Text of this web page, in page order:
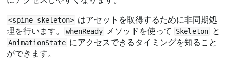
<spine-skeleton> はアセットを取得するために非同期処
理を行います。
whenReady メソッドを使って Skeleton と
AnimationState にアクセスできるタイミングを知ること
ができます。